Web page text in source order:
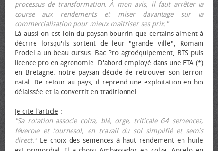
processus de transformation. À mon avis, il faut arrêter la
course aux rendements et miser davantage sur la
commercialisation pour mieux maîtriser ses prix."
Là aussi on est loin du paysan bourrin que certains aiment à
décrire lorsqu'ils sortent de leur "grande ville", Romain
Prodel a un beau cursus. Bac Pro agroéquipement, BTS puis
licence pro en agronomie. D'abord employé dans une ETA (*)
en Bretagne, notre paysan décide de retrouver son terroir
natal. De retour au pays, il reprend une exploitation en bio
délaissée et la convertit en traditionnel.
Je cite l'article :
"Sa rotation associe colza, blé, orge, triticale G4 semences,
féverole et tournesol, en travail du sol simplifié et semis
direct."Le choix des semences à haut rendement en huile